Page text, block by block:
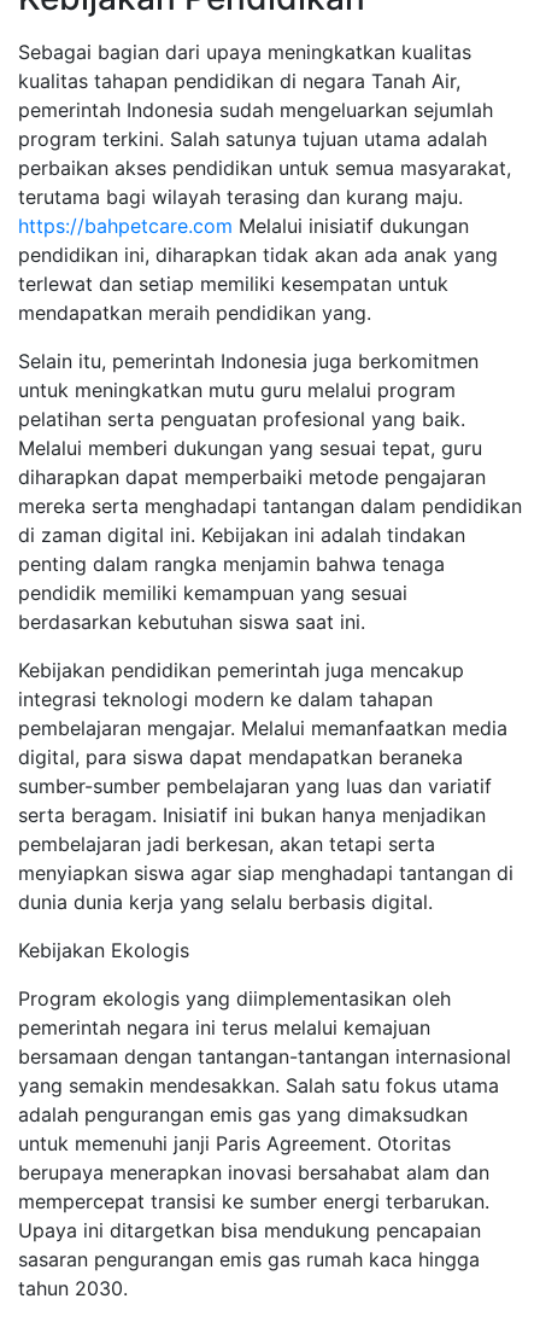
Sebagai bagian dari upaya meningkatkan kualitas
kualitas tahapan pendidikan di negara Tanah Air,
pemerintah Indonesia sudah mengeluarkan sejumlah
program terkini. Salah satunya tujuan utama adalah
perbaikan akses pendidikan untuk semua masyarakat,
terutama bagi wilayah terasing dan kurang maju.
https://bahpetcare.com Melalui inisiatif dukungan
pendidikan ini, diharapkan tidak akan ada anak yang
terlewat dan setiap memiliki kesempatan untuk
mendapatkan meraih pendidikan yang.
Selain itu, pemerintah Indonesia juga berkomitmen
untuk meningkatkan mutu guru melalui program
pelatihan serta penguatan profesional yang baik.
Melalui memberi dukungan yang sesuai tepat, guru
diharapkan dapat memperbaiki metode pengajaran
mereka serta menghadapi tantangan dalam pendidikan
di zaman digital ini. Kebijakan ini adalah tindakan
penting dalam rangka menjamin bahwa tenaga
pendidik memiliki kemampuan yang sesuai
berdasarkan kebutuhan siswa saat ini.
Kebijakan pendidikan pemerintah juga mencakup
integrasi teknologi modern ke dalam tahapan
pembelajaran mengajar. Melalui memanfaatkan media
digital, para siswa dapat mendapatkan beraneka
sumber-sumber pembelajaran yang luas dan variatif
serta beragam. Inisiatif ini bukan hanya menjadikan
pembelajaran jadi berkesan, akan tetapi serta
menyiapkan siswa agar siap menghadapi tantangan di
dunia dunia kerja yang selalu berbasis digital.
Kebijakan Ekologis
Program ekologis yang diimplementasikan oleh
pemerintah negara ini terus melalui kemajuan
bersamaan dengan tantangan-tantangan internasional
yang semakin mendesakkan. Salah satu fokus utama
adalah pengurangan emis gas yang dimaksudkan
untuk memenuhi janji Paris Agreement. Otoritas
berupaya menerapkan inovasi bersahabat alam dan
mempercepat transisi ke sumber energi terbarukan.
Upaya ini ditargetkan bisa mendukung pencapaian
sasaran pengurangan emis gas rumah kaca hingga
tahun 2030.